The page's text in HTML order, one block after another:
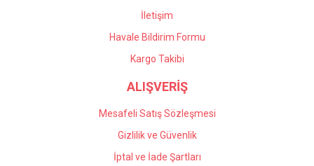
İletişim
Havale Bildirim Formu
Kargo Takibi
ALIŞVERİŞ
Mesafeli Satış Sözleşmesi
Gizlilik ve Güvenlik
İptal ve İade Şartları